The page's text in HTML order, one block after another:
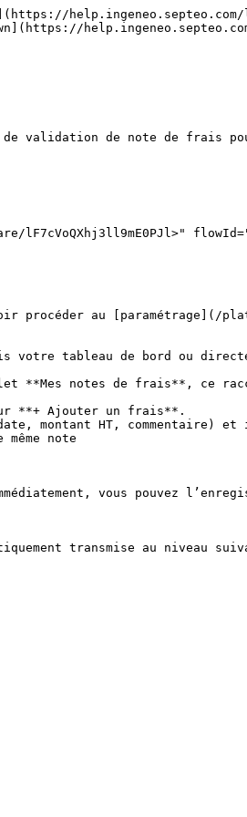
validation de note de frais
lF7cVoQXhj3ll9mE0PJl>"
au [paramétrage](/
tableau de bord ou
**Mes notes de frais**, ce
**+ Ajouter un frais**.
montant HT, commentaire)
note
vous pouvez
transmise au niveau